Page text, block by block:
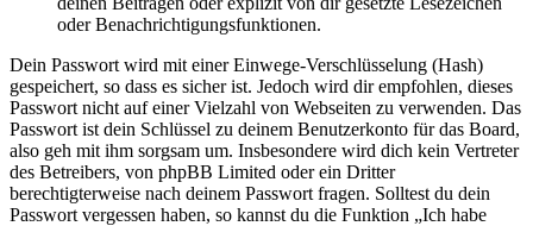
oder Benachrichtigungsfunktionen.
Dein Passwort wird mit einer Einwege-Verschlüsselung (Hash)
gespeichert, so dass es sicher ist. Jedoch wird dir empfohlen, dieses
Passwort nicht auf einer Vielzahl von Webseiten zu verwenden. Das
Passwort ist dein Schlüssel zu deinem Benutzerkonto für das Board,
also geh mit ihm sorgsam um. Insbesondere wird dich kein Vertreter
des Betreibers, von phpBB Limited oder ein Dritter
berechtigterweise nach deinem Passwort fragen. Solltest du dein
Passwort vergessen haben, so kannst du die Funktion „Ich habe